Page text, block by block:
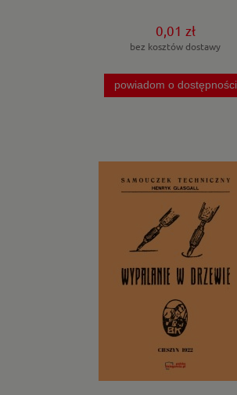
0,01 zł
bez kosztów dostawy
powiadom o dostępności